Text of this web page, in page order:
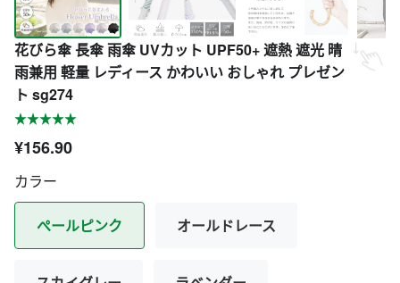
花びら傘 長傘 雨傘 UVカット UPF50+ 遮熱 遮光 晴
雨兼用 軽量 レディース かわいい おしゃれ プレゼン
ト sg274
¥156.90
カラー
ぺールピンク オールドレース